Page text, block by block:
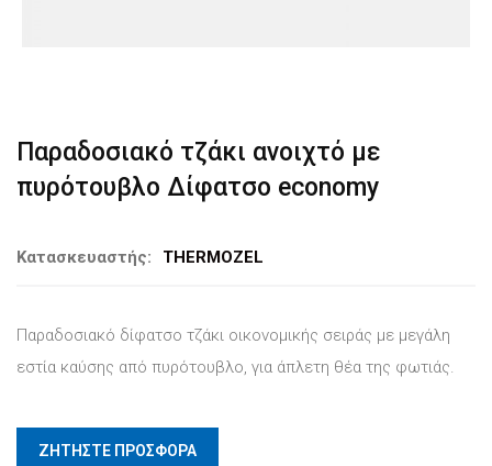
Παραδοσιακό τζάκι ανοιχτό με
πυρότουβλο Δίφατσο economy
Κατασκευαστής: THERMOZEL
Παραδοσιακό δίφατσο τζάκι οικονομικής σειράς με μεγάλη
εστία καύσης από πυρότουβλο, για άπλετη θέα της φωτιάς.
ΖΗΤΗΣΤΕ ΠΡΟΣΦΟΡΑ